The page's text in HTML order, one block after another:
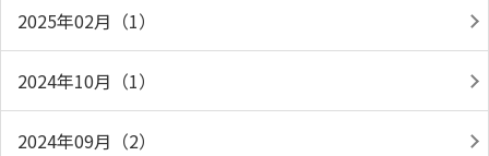
2025年02月（1）
2024年10月（1）
2024年09月（2）